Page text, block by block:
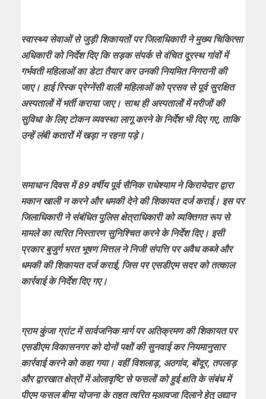
स्वास्थ्य सेवाओं से जुड़ी शिकायतों पर जिलाधिकारी ने मुख्य चिकित्सा
अधिकारी को निर्देश दिए कि सड़क संपर्क से वंचित दूरस्थ गांवों में
गर्भवती महिलाओं का डेटा तैयार कर उनकी नियमित निगरानी की
जाए। हाई रिस्क प्रेग्नेंसी वाली महिलाओं को प्रसव से पूर्व सुरक्षित
अस्पतालों में भर्ती कराया जाए। साथ ही अस्पतालों में मरीजों की
सुविधा के लिए टोकन व्यवस्था लागू करने के निर्देश भी दिए गए, ताकि
उन्हें लंबी कतारों में खड़ा न रहना पड़े।
समाधान दिवस में 89 वर्षीय पूर्व सैनिक राधेश्याम ने किरायेदार द्वारा
मकान खाली न करने और धमकी देने की शिकायत दर्ज कराई। इस पर
जिलाधिकारी ने संबंधित पुलिस क्षेत्राधिकारी को व्यक्तिगत रूप से
मामले का त्वरित निस्तारण सुनिश्चित करने के निर्देश दिए। इसी
प्रकार बुजुर्ग भरत भूषण मित्तल ने निजी संपत्ति पर अवैध कब्जे और
धमकी की शिकायत दर्ज कराई, जिस पर एसडीएम सदर को तत्काल
कार्रवाई के निर्देश दिए गए।
ग्राम कुंजा ग्रांट में सार्वजनिक मार्ग पर अतिक्रमण की शिकायत पर
एसडीएम विकासनगर को दोनों पक्षों की सुनवाई कर नियमानुसार
कार्रवाई करने को कहा गया। वहीं विशलाड़, अठगांव, बोंदूर, तपलाड़
और द्वारखात क्षेत्रों में ओलावृष्टि से फसलों को हुई क्षति के संबंध में
पीएम फसल बीमा योजना के तहत त्वरित मुआवजा दिलाने हेतु उद्यान